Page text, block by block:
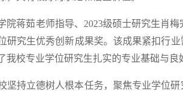
院蒋茹老师指导、 2023级硕士研究生肖
研究生优秀创新成果奖。该成果紧扣行
我校专业学位研究生扎实的专业基础与良
坚持立德树人根本任务，聚焦专业学位